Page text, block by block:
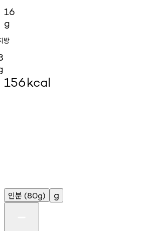
16
g
방
156kcal
인분 (80g) g